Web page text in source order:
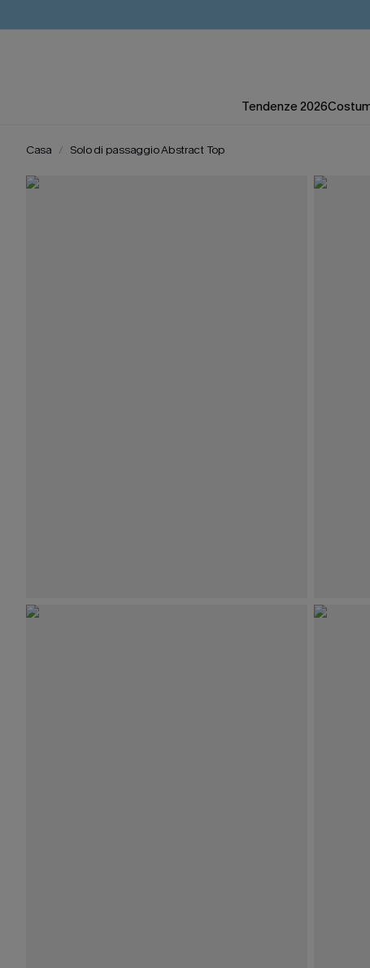
Tendenze 2026
Casa Solo di passaggio Abstract Top